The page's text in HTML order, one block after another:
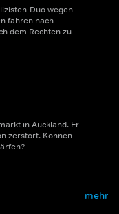
Duo wegen
fahren nach
dem Rechten zu
in Auckland. Er
zerstört. Können
mehr